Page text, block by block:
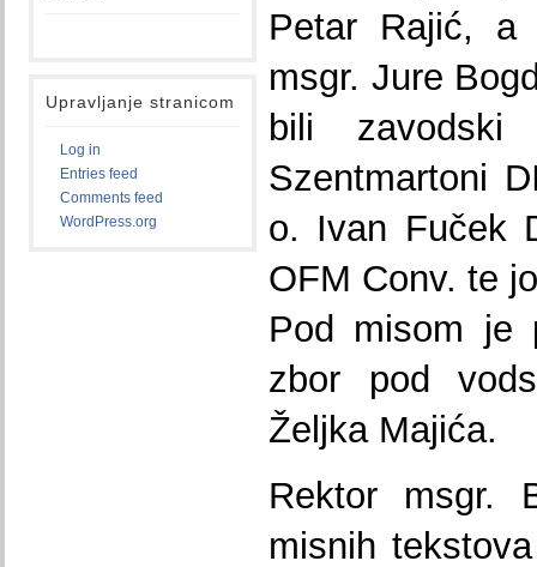
Upravljanje stranicom
Log in
Entries feed
Comments feed
WordPress.org
Petar Rajić, a
msgr. Jure
bili zavodski
Szentmartoni
o. Ivan Fuček
OFM Conv. te
Pod misom je
zbor pod
Željka Majića.
Rektor msgr.
misnih